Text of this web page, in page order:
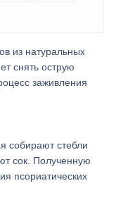
из натуральных
снять острую
заживления
собирают стебли
сок. Полученную
псориатических